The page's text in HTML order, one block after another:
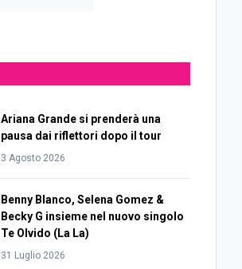
Ariana Grande si prenderà una
pausa dai riflettori dopo il tour
3 Agosto 2026
Benny Blanco, Selena Gomez &
Becky G insieme nel nuovo singolo
Te Olvido (La La)
31 Luglio 2026